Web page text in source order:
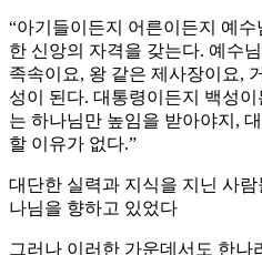
“아기들이든지 어른이든지 예
한 신앙의 자격을 갖는다. 예수
족속이요, 왕 같은 제사장이요,
성이 된다. 대통령이든지 백성
는 하나님만 높임을 받아야지,
할 이유가 없다.”
대단한 실력과 지식을 지닌 사
나님을 향하고 있었다
그러나 이러한 가운데서도 한나